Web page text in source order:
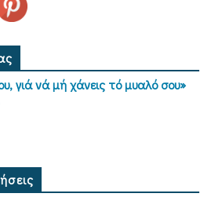
γιά νά μή χάνεις τό μυαλό σου»